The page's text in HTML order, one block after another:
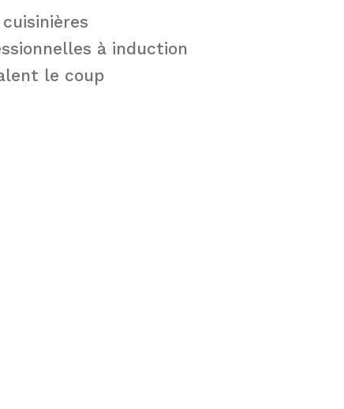
à induction
le coup